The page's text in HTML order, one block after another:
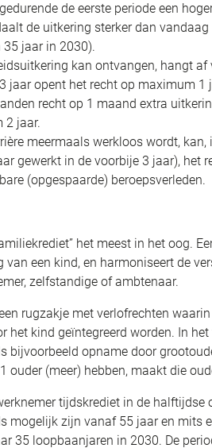
de eerste periode een
de uitkering sterker dan
35 jaar in 2030).
kan ontvangen, hangt
jaar opent het recht op maximum
recht op 1 maand extra
2 jaar.
meermaals werkloos wordt,
gewerkt in de voorbije 3 jaar), het
(opgespaarde) beroepsverleden.
het meest in het oog.
een kind, en harmoniseert de
zelfstandige of ambtenaar.
rugzakje met verlofrechten
het kind geïntegreerd worden. In
bijvoorbeeld opname door
ouder (meer) hebben, maakt die
tijdskrediet in de
mogelijk zijn vanaf 55 jaar en mits
35 loopbaanjaren in 2030. De